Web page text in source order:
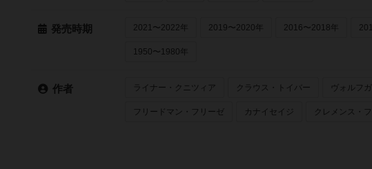
発売時期 2021〜2022年 2019〜2020年 2016〜2018年
1950〜1980年
作者 ライナー・クニツィア クラウス・トイバー ヴォルフ
フリードマン・フリーゼ カナイセイジ クレメンス・